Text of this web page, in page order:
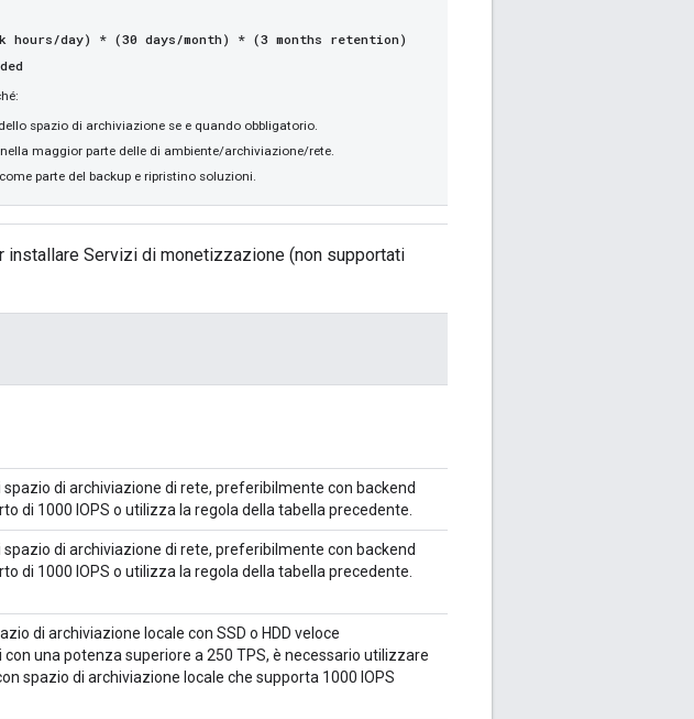
day) * (30 days/month) * (3 months retention)
spazio di archiviazione se e quando obbligatorio.
maggior parte delle di ambiente/archiviazione/rete.
parte del backup e ripristino soluzioni.
Servizi di monetizzazione (non supportati
spazio di archiviazione di rete, preferibilmente con backend
di 1000 IOPS o utilizza la regola della tabella precedente.
spazio di archiviazione di rete, preferibilmente con backend
di 1000 IOPS o utilizza la regola della tabella precedente.
di archiviazione locale con SSD o HDD veloce
con una potenza superiore a 250 TPS, è necessario utilizzare
spazio di archiviazione locale che supporta 1000 IOPS